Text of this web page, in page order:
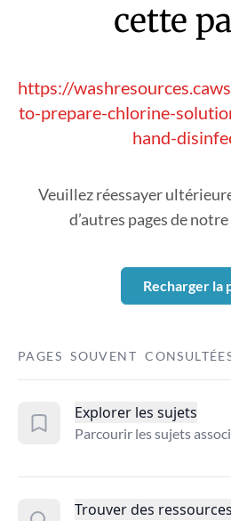
cette
https://
to-prepare-chlorine-
hand-
Veuillez réessayer
d’autres pages de
Recharger la
PAGES SOUVENT
Explorer les sujets
Parcourir les sujets
Trouver des ressources